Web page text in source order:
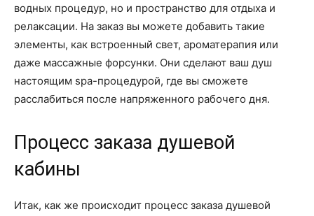
водных процедур, но и пространство для отдыха и
релаксации. На заказ вы можете добавить такие
элементы, как встроенный свет, ароматерапия или
даже массажные форсунки. Они сделают ваш душ
настоящим spa-процедурой, где вы сможете
расслабиться после напряженного рабочего дня.
Процесс заказа душевой
кабины
Итак, как же происходит процесс заказа душевой